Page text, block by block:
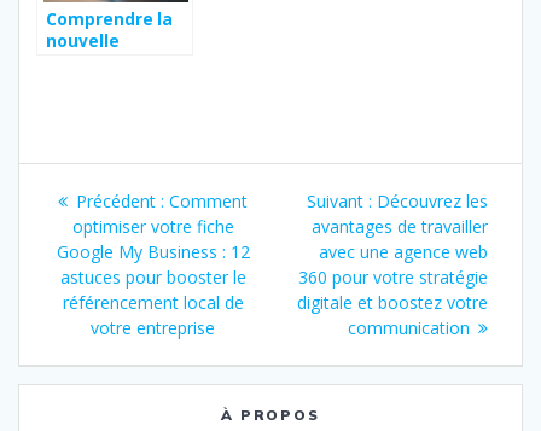
Comprendre la
nouvelle
Navigation
de
l’article
Précédent : Article
précédent
:
Comment
optimiser votre fiche
Google My Business : 12
astuces pour booster le
référencement local de
votre entreprise
Suivant : Article
suivant
:
Découvrez les
avantages de travailler
avec une agence web
360 pour votre stratégie
digitale et boostez votre
communication
À PROPOS